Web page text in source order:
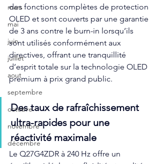
mars
mai
juin
juillet
aout
septembre
octobre
novembre
décembre
des fonctions complètes de protection
OLED et sont couverts par une garantie
de 3 ans contre le burn-in lorsqu’ils
sont utilisés conformément aux
directives, offrant une tranquillité
d’esprit totale sur la technologie OLED
premium à prix grand public.
Des taux de rafraîchissement
ultra-rapides pour une
réactivité maximale
Le Q27G4ZDR à 240 Hz offre un